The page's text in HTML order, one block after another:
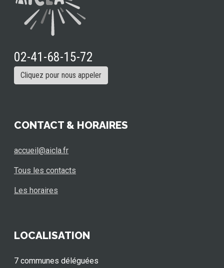
02-41-68-15-72
Cliquez pour nous appeler
CONTACT & HORAIRES
accueil@aicla.fr
Tous les contacts
Les horaires
LOCALISATION
7 communes déléguées